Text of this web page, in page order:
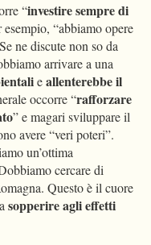
“investire sempre di
“abbiamo opere
ne discute non so da
arrivare a una
eallenterebbe il
occorre “rafforzare
” e magari sviluppare il
avere “veri poteri”.
un’ottima
cercare di
Questo è il cuore
sopperire agli effetti